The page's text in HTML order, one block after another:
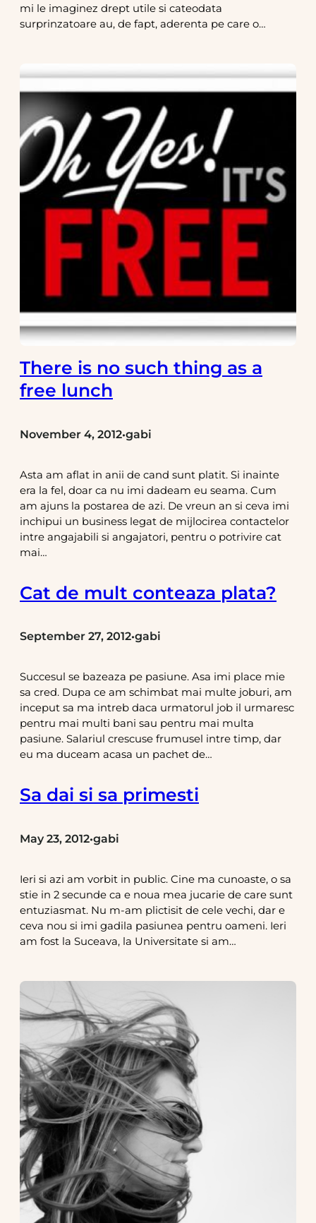
mi le imaginez drept utile si cateodata
surprinzatoare au, de fapt, aderenta pe care o…
There is no such thing as a
free lunch
November 4, 2012•gabi
Asta am aflat in anii de cand sunt platit. Si inainte
era la fel, doar ca nu imi dadeam eu seama. Cum
am ajuns la postarea de azi. De vreun an si ceva imi
inchipui un business legat de mijlocirea contactelor
intre angajabili si angajatori, pentru o potrivire cat
mai…
Cat de mult conteaza plata?
September 27, 2012•gabi
Succesul se bazeaza pe pasiune. Asa imi place mie
sa cred. Dupa ce am schimbat mai multe joburi, am
inceput sa ma intreb daca urmatorul job il urmaresc
pentru mai multi bani sau pentru mai multa
pasiune. Salariul crescuse frumusel intre timp, dar
eu ma duceam acasa un pachet de…
Sa dai si sa primesti
May 23, 2012•gabi
Ieri si azi am vorbit in public. Cine ma cunoaste, o sa
stie in 2 secunde ca e noua mea jucarie de care sunt
entuziasmat. Nu m-am plictisit de cele vechi, dar e
ceva nou si imi gadila pasiunea pentru oameni. Ieri
am fost la Suceava, la Universitate si am…